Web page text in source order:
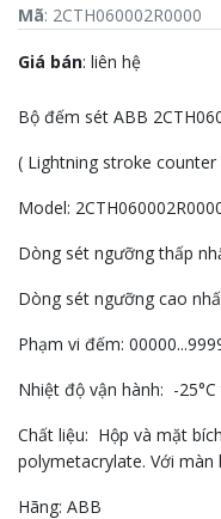
Mã: 2CTH060002R0000
Giá bán: liên hệ
Bộ đếm sét ABB
( Lightning stroke counter
Model:
Dòng sét ngưỡng thấp
Dòng sét ngưỡng cao
Phạm vi đếm:
Nhiệt độ vận hành: -25°C
Chất liệu: Hộp và mặt
polymetacrylate. Với màn
Hãng: ABB